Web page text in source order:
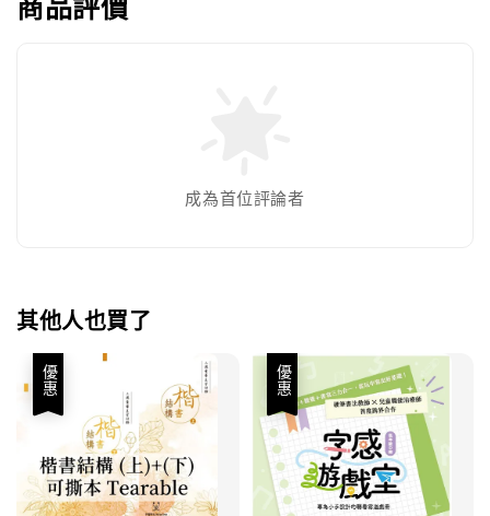
商品評價
成為首位評論者
其他人也買了
優惠 優惠